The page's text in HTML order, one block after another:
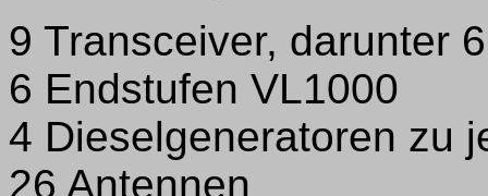
9 Transceiver, darunter
6 Endstufen VL1000
4 Dieselgeneratoren zu
26 Antennen